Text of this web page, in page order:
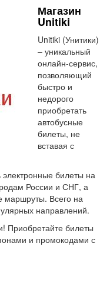
Магазин
Unitiki
Unitiki (Унитики)
– уникальный
онлайн-сервис,
позволяющий
быстро и
недорого
приобретать
автобусные
билеты, не
вставая с
электронные билеты на
России и СНГ, а
маршруты. Всего на
направлений.
Приобретайте билеты
и промокодами с